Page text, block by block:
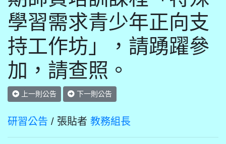
學習需求青少年正向支
持工作坊」，請踴躍參
加，請查照。
上一則公告 下一則公告
研習公告 / 張貼者 教務組長